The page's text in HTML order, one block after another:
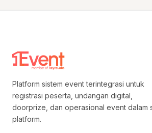
Platform sistem event terintegrasi untuk
registrasi peserta, undangan digital,
doorprize, dan operasional event dalam
platform.